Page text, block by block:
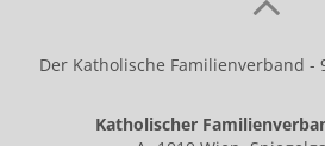
Der Katholische Familienverband -
Katholischer